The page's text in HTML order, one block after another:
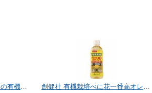
オーサワジャパン オーサワの有機茜醤油(ペットボトル) 1L 創健社 有機栽培べに花一番高オレイン酸 500g